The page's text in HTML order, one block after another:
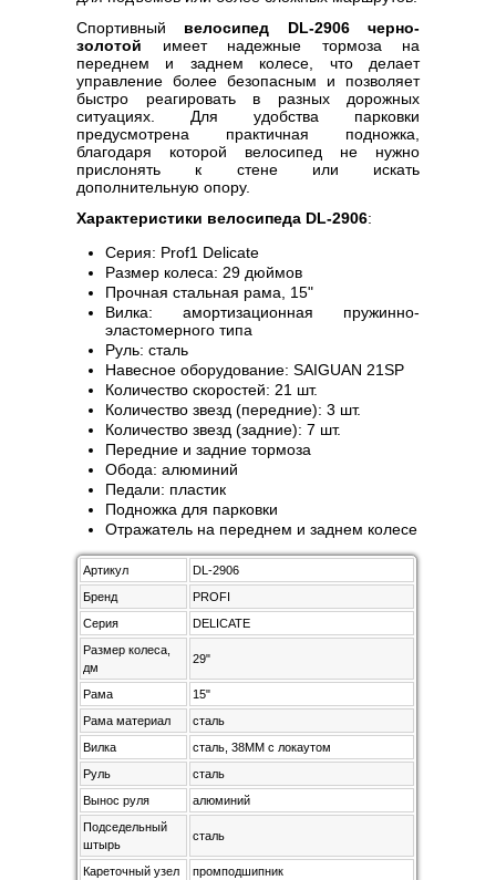
Спортивный велосипед DL-2906 черно-
золотой имеет надежные тормоза на
переднем и заднем колесе, что делает
управление более безопасным и позволяет
быстро реагировать в разных дорожных
ситуациях. Для удобства парковки
предусмотрена практичная подножка,
благодаря которой велосипед не нужно
прислонять к стене или искать
дополнительную опору.
Характеристики велосипеда DL-2906:
Серия: Prof1 Delicate
Размер колеса: 29 дюймов
Прочная стальная рама, 15"
Вилка: амортизационная пружинно-
эластомерного типа
Руль: сталь
Навесное оборудование: SAIGUAN 21SP
Количество скоростей: 21 шт.
Количество звезд (передние): 3 шт.
Количество звезд (задние): 7 шт.
Передние и задние тормоза
Обода: алюминий
Педали: пластик
Подножка для парковки
Отражатель на переднем и заднем колесе
Артикул
DL-2906
Бренд
PROFI
Серия
DELICATE
Размер колеса,
дм
29"
Рама
15"
Рама материал
сталь
Вилка
сталь, 38MM с локаутом
Руль
сталь
Вынос руля
алюминий
Подседельный
штырь
сталь
Кареточный узел
промподшипник